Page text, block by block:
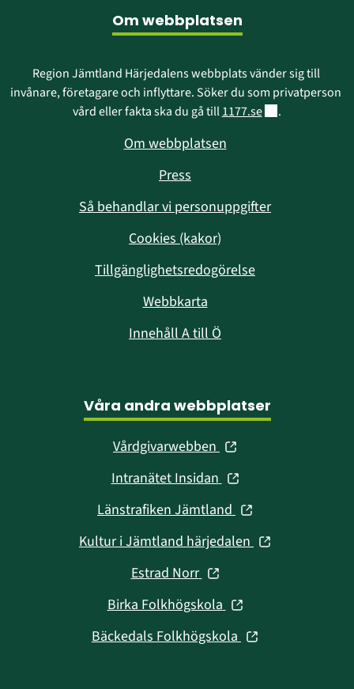
Om webbplatsen
Region Jämtland Härjedalens webbplats vänder sig till
invånare, företagare och inflyttare. Söker du som privatperson
vård eller fakta ska du gå till 1177.seLänk till annan
.
Om webbplatsen
Press
Så behandlar vi personuppgifter
Cookies (kakor)
Tillgänglighetsredogörelse
Webbkarta
Innehåll A till Ö
Våra andra webbplatser
Vårdgivarwebben (öppnas
nytt
fönster)
Intranätet Insidan (öppnas
nytt
fönster)
Länstrafiken Jämtland (öppnas
nytt
Kultur i Jämtland härjedalen (öppnas
Estrad Norr (öppnas
nytt
fönster)
Birka Folkhögskola (öppnas
nytt
Bäckedals Folkhögskola (öppnas